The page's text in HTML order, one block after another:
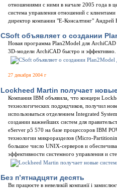
отношениями с ними в начале 2005 года в
система управления отношений с
директор компании "Е-Консалтинг" Андрей
CSoft объявляет о создании
Новая программа Plan2Model для ArchiCAD
3D-модели ArchiCAD быстро и эффективно.
27 декабря 2004 г
Lockheed Martin получает
Компания IBM объявила, что концерн
технологических подрядчиков, получил
использоваться отделением Integrated
создании важнейших систем для
eServer p5 570 на базе процессоров IBM
технологии микроразделов (Micro-
большое число UNIX-серверов и
эффективности системного управления и
Без п’ятнадцяти десять
Ви працюєте в невеликiй компанiї i